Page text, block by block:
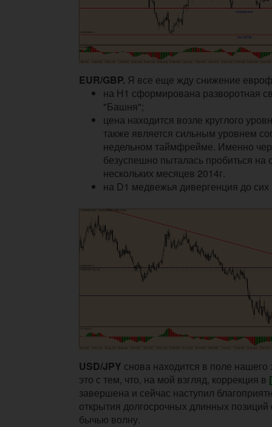
EUR/GBP. Я все еще жду снижение
на Н1 сформирована разворотная
"Башня";
цена находится возле круглого
также является сильным уровнем
недельном таймфрейме. Именно
безуспешно пыталась пробиться на
нескольких месяцев 2014г.
на D1 медвежья дивергенция до
USD/JPY снова находится в поле нашего
это с тем, что, на мой взгляд, коррекция в
завершена и сейчас наступил
открытия долгосрочных длинных
бычью волну.